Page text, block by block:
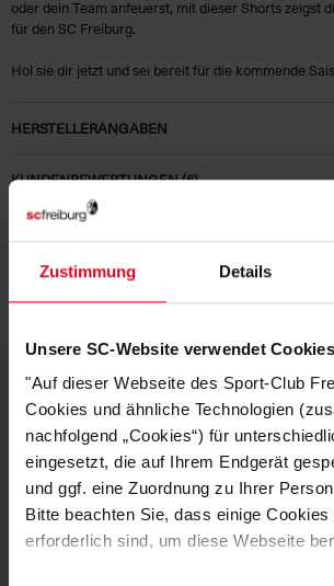
Zustimmung Details
Unsere SC-Website verwendet Cookies
"Auf dieser Webseite des Sport-Club
Cookies und ähnliche Technologien
nachfolgend „Cookies“) für
eingesetzt, die auf Ihrem Endgerät
und ggf. eine Zuordnung zu Ihrer
Bitte beachten Sie, dass einige Cookies
erforderlich sind, um diese Webseite
oder dein Team anfeuerst, mit dieser Shorts zeigst
für den SC Freiburg.
Hol sie dir jetzt und sei bereit für die kommende
HERSTELLERANGABEN
KUNDENBEWERTUNGEN (6)
Artikelnummer: NH125
Logistiknummer: EM001727-001
DEINE VORTEILE IN
SHOP